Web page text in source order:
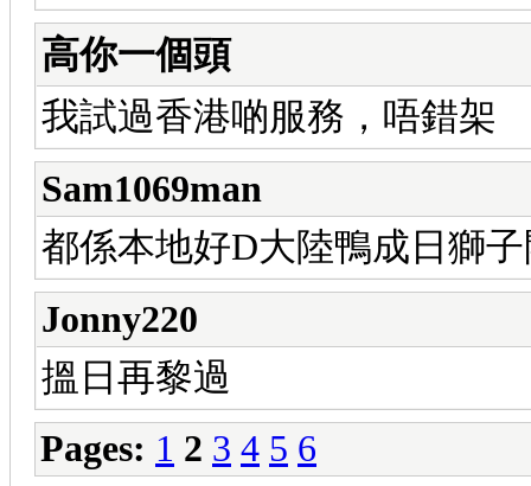
高你一個頭
我試過香港啲服務，唔錯架
Sam1069man
都係本地好D大陸鴨成日獅
Jonny220
搵日再黎過
Pages: 1 2 3 4 5 6